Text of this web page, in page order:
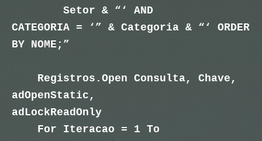
Setor & “‘ AND
CATEGORIA = ‘” & Categoria & “‘ ORDER
BY NOME;”
Registros.Open Consulta, Chave,
adOpenStatic,
adLockReadOnly
For Iteracao = 1 To